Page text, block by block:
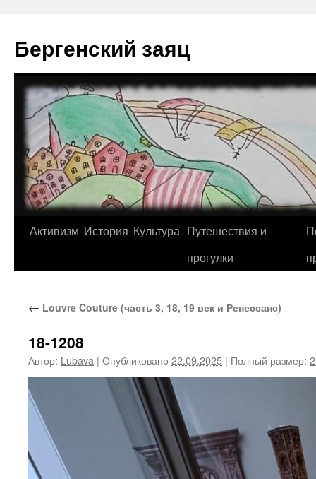
содержимому
Бергенский заяц
Активизм История Культура Путешествия и
прогулки
← Louvre Couture (часть 3, 18, 19 век и Ренессанс)
18-1208
Автор: Lubava | Опубликовано 22.09.2025 | Полный размер: